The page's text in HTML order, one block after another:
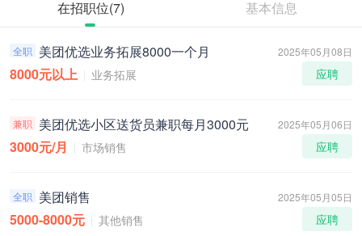
在招职位(7) 基本信息
2025年05月08日
全职 美团优选业务拓展8000一个月
8000元以上
业务拓展 应聘
2025年05月06日
兼职 美团优选小区送货员兼职每月3000元
3000元/月
市场销售 应聘
2025年05月05日
全职 美团销售
5000-8000元
其他销售 应聘